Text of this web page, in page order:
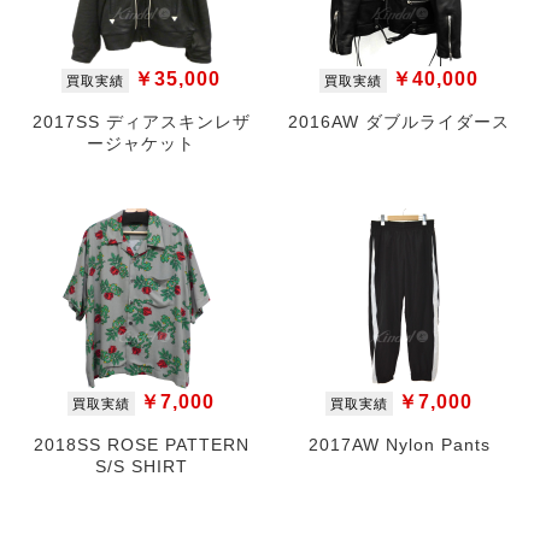
買取実績 ￥35,000
2017SS ディアスキンレザ
ージャケット
買取実績 ￥40,000
2016AW ダブルライダース
買取実績 ￥7,000
2018SS ROSE PATTERN
S/S SHIRT
買取実績 ￥7,000
2017AW Nylon Pants